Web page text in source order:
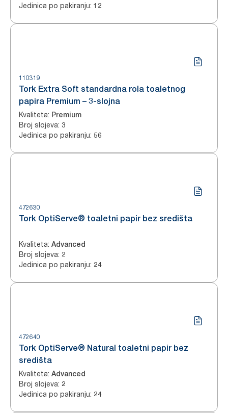
Jedinica po pakiranju: 12
110319
Tork Extra Soft standardna rola toaletnog
papira Premium – 3-slojna
Kvaliteta: Premium
Broj slojeva: 3
Jedinica po pakiranju: 56
472630
Tork OptiServe® toaletni papir bez središta
Kvaliteta: Advanced
Broj slojeva: 2
Jedinica po pakiranju: 24
472640
Tork OptiServe® Natural toaletni papir bez
središta
Kvaliteta: Advanced
Broj slojeva: 2
Jedinica po pakiranju: 24